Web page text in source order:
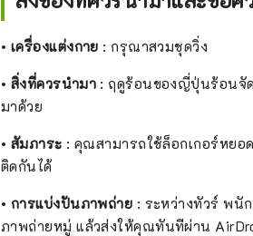
• เครื่องแต่งกาย : กรุณาสวมชุดวิ่ง
• สิ่งที่ควรนำมา: ฤดูร้อนของญี่ปุ่นร้อนจัด
มาด้วย
• สัมภาระ : คุณสามารถใช้ล็อกเกอร์หยอ
ติดกันได้
• การแบ่งปันภาพถ่าย : ระหว่างทัวร์ พนั
ภาพถ่ายหมู่ แล้วส่งให้คุณทันทีผ่าน